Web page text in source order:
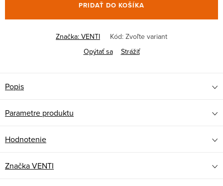
PRIDAŤ DO KOŠÍKA
Značka: VENTI Kód: Zvoľte variant
Opýtať sa
Strážiť
Popis
Parametre produktu
Hodnotenie
ZnačkaVENTI